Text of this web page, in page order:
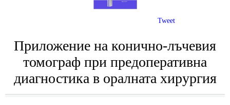
Приложение на конично-лъчевия
томограф при предоперативна
диагностика в оралната хирургия
Tweet